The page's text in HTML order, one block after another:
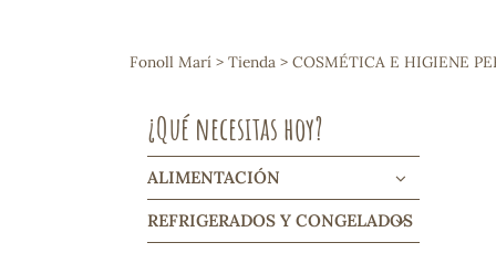
Arroces y legumbres
Frutos secos y snacks
Cereales, mueslis, hinchados y
Galletas y dulces
Vinos y cavas
Condimentos y salsas
Harinas y sémolas
Pasta
Fonoll Marí > Tienda > COSMÉTICA E HIGIENE
¿Qué necesitas hoy?
ALIMENTACIÓN
REFRIGERADOS Y CONGELADOS